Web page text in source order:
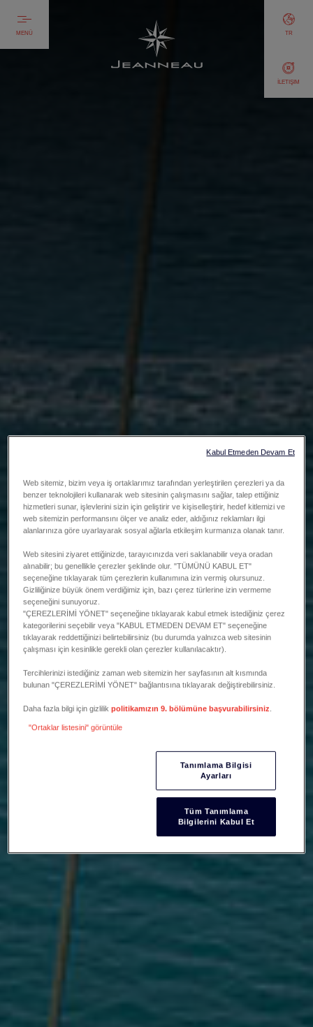
MENÜ
İLETIŞIM
TR
Web sitemiz, bizim veya iş ortaklarımız tarafından yerleştirilen çerezleri ya da
benzer teknolojileri kullanarak web sitesinin çalışmasını sağlar, talep ettiğiniz
hizmetleri sunar, işlevlerini sizin için geliştirir ve kişiselleştirir, hedef kitlemizi ve
web sitemizin performansını ölçer ve analiz eder, aldığınız reklamları ilgi
alanlarınıza göre uyarlayarak sosyal ağlarla etkileşim kurmanıza olanak tanır.
Web sitesini ziyaret ettiğinizde, tarayıcınızda veri saklanabilir veya oradan
alınabilir; bu genellikle çerezler şeklinde olur. "TÜMÜNÜ KABUL ET"
seçeneğine tıklayarak tüm çerezlerin kullanımına izin vermiş olursunuz.
Gizliliğinize büyük önem verdiğimiz için, bazı çerez türlerine izin vermeme
seçeneğini sunuyoruz.
"ÇEREZLERİMİ YÖNET" seçeneğine tıklayarak kabul etmek istediğiniz çerez
kategorilerini seçebilir veya "KABUL ETMEDEN DEVAM ET" seçeneğine
tıklayarak reddettiğinizi belirtebilirsiniz (bu durumda yalnızca web sitesinin
çalışması için kesinlikle gerekli olan çerezler kullanılacaktır).
Tercihlerinizi istediğiniz zaman web sitemizin her sayfasının alt kısmında
bulunan "ÇEREZLERİMİ YÖNET" bağlantısına tıklayarak değiştirebilirsiniz.
Daha fazla bilgi için gizlilikpolitikamızın 9. bölümüne başvurabilirsiniz
"Ortaklar listesini" görüntüle
Tanımlama Bilgisi
Ayarları
Tüm Tanımlama
Bilgilerini Kabul Et
Kabul Etmeden Devam Et